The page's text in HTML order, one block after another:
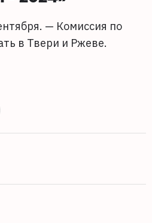
— Комиссия по
в Твери и Ржеве.